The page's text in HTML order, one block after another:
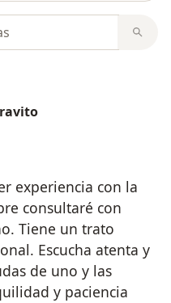
experiencia con la
consultaré con
Tiene un trato
Escucha atenta y
de uno y las
y paciencia